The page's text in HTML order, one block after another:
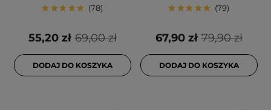
78
69,00 zł
55,20 zł
DODAJ DO KOSZYKA
79
79,90 zł
67,90 zł
DODAJ DO KOSZYKA